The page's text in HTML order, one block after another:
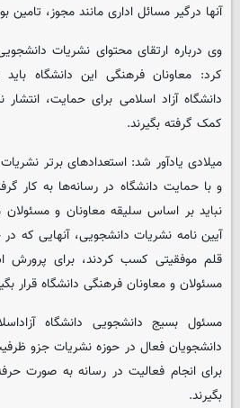
آنها درگیر مسائل اداری مانند مجوز، تامین
وی درباره ارتقای محتوای نشریات
کرد: معاونان فرهنگی این دانشگاه
دانشگاه آزاد اسلامی برای حمایت،
کمک گرفته بگیرند.
میلادی یادآور شد: استعدادهای برتر
و با حمایت دانشگاه در رسانه‌ها به کار
نباید بر اساس سلیقه معاونان و مسئولان
آیین نامه نشریات دانشجویی، آنهایی که
قلم موفقیتی کسب کردند، برای پرورش
مسئولان و معاونان فرهنگی دانشگاه قرار
مسئول بسیج دانشجویی دانشگاه
دانشجویان فعال در حوزه نشریات جزو
برای انجام فعالیت در رسانه به صورت
بگیرند.